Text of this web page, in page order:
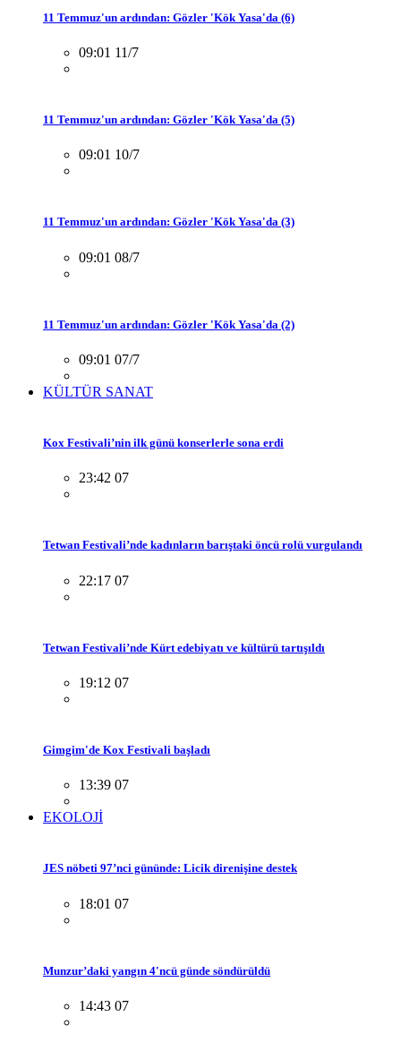
11 Temmuz'un ardından: Gözler 'Kök Yasa'da (6)
09:01 11/7
11 Temmuz'un ardından: Gözler 'Kök Yasa'da (5)
09:01 10/7
11 Temmuz'un ardından: Gözler 'Kök Yasa'da (3)
09:01 08/7
11 Temmuz'un ardından: Gözler 'Kök Yasa'da (2)
09:01 07/7
KÜLTÜR SANAT
Kox Festivali’nin ilk günü konserlerle sona erdi
23:42 07
Tetwan Festivali’nde kadınların barıştaki öncü rolü vurgulandı
22:17 07
Tetwan Festivali’nde Kürt edebiyatı ve kültürü tartışıldı
19:12 07
Gimgim'de Kox Festivali başladı
13:39 07
EKOLOJİ
JES nöbeti 97’nci gününde: Licik direnişine destek
18:01 07
Munzur’daki yangın 4'ncü günde söndürüldü
14:43 07